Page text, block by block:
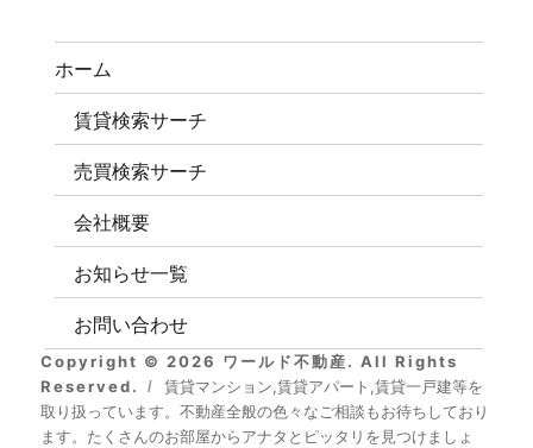
ホーム
賃貸検索サーチ
売買検索サーチ
会社概要
お知らせ一覧
お問い合わせ
Copyright © 2026 ワールド不動産. All Rights
Reserved.
賃貸マンション,賃貸アパート,賃貸一戸建等を
取り扱っています。不動産全般の色々なご相談もお待ちしており
ます。たくさんのお部屋からアナタとピッタリを見つけましょ